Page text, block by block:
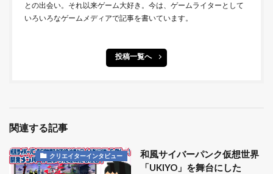
との出会い。それ以来ゲーム大好き。今は、ゲームライターとして
いろいろなゲームメディアで記事を書いています。
投稿一覧へ
関連する記事
クリエイターインタビュー
和風サイバーパンク仮想世界
「UKIYO」を舞台にした